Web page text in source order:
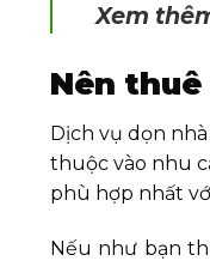
Xem
Nên
Dịch vụ dọn
thuộc vào nhu
phù hợp nhất
Nếu như bạn